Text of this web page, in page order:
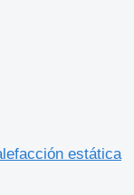
estática